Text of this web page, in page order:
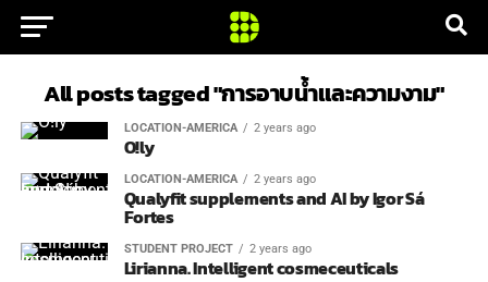
All posts tagged "การอาบน้ำและความงาม"
LOCATION-AMERICA 2 years ago
O!ly
LOCATION-AMERICA 2 years ago
Qualyfit supplements and AI by Igor Sá
Fortes
STUDENT PROJECT 2 years ago
Lirianna. Intelligent cosmeceuticals